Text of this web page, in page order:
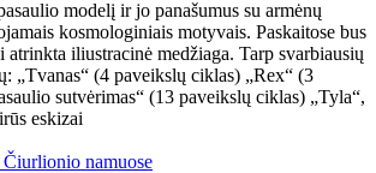
modelį ir jo panašumus su armėnų
kosmologiniais motyvais. Paskaitose bus
atrinkta iliustracinė medžiaga. Tarp svarbiausių
„Tvanas“ (4 paveikslų ciklas) „Rex“ (3
sutvėrimas“ (13 paveikslų ciklas) „Tyla“,
eskizai
namuose